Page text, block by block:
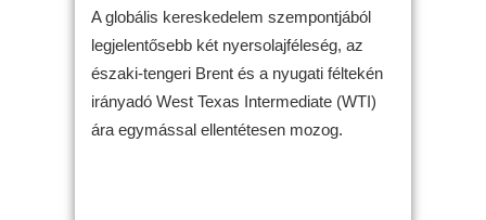
A globális kereskedelem szempontjából
legjelentősebb két nyersolajféleség, az
északi-tengeri Brent és a nyugati féltekén
irányadó West Texas Intermediate (WTI)
ára egymással ellentétesen mozog.